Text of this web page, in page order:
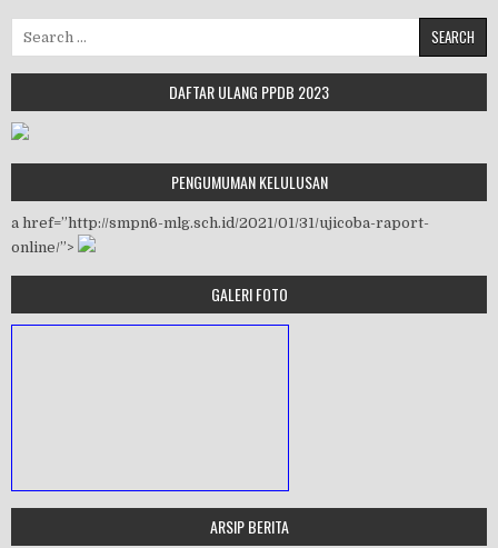
DAFTAR ULANG PPDB 2023
PENGUMUMAN KELULUSAN
a href=”http://smpn6-mlg.sch.id/2021/01/31/ujicoba-raport-
online/”>
GALERI FOTO
ARSIP BERITA